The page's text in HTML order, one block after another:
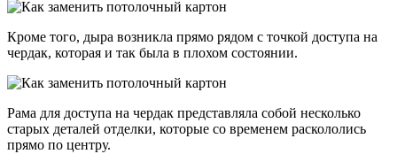
Кроме того, дыра возникла прямо рядом с точкой доступа на
чердак, которая и так была в плохом состоянии.
Рама для доступа на чердак представляла собой несколько
старых деталей отделки, которые со временем раскололись
прямо по центру.